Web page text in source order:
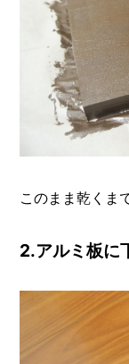
このまま乾くま
2.アルミ板に